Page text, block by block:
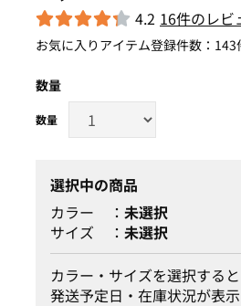
4.2 16件のレビ
お気に入りアイテム登録件数： 143
数量
選択中の商品
カラー
未選択
サイズ
未選択
カラー・サイズを選択すると
発送予定日・在庫状況が表